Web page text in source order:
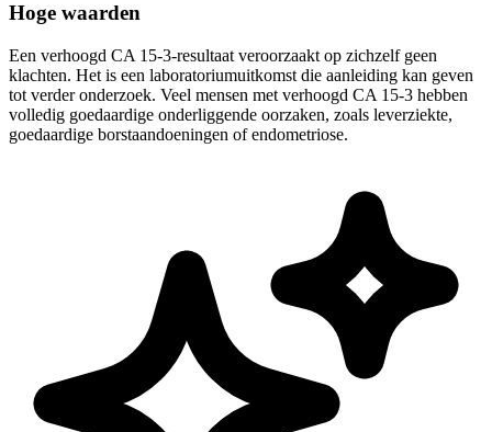
Hoge waarden
Een verhoogd CA 15-3-resultaat veroorzaakt op zichzelf geen
klachten. Het is een laboratoriumuitkomst die aanleiding kan geven
tot verder onderzoek. Veel mensen met verhoogd CA 15-3 hebben
volledig goedaardige onderliggende oorzaken, zoals leverziekte,
goedaardige borstaandoeningen of endometriose.